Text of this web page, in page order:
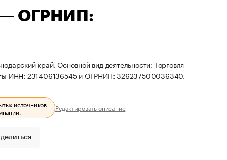
— ОГРНИП:
край. Основной вид деятельности: Торговля
ИНН: 231406136545 и ОГРНИП: 326237500036340.
источников. Редактировать описание